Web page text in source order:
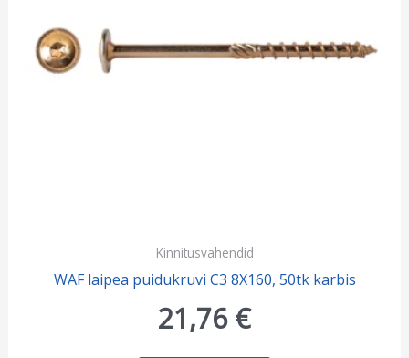
Kinnitusvahendid
WAF laipea puidukruvi C3 8X160, 50tk karbis
21,76€